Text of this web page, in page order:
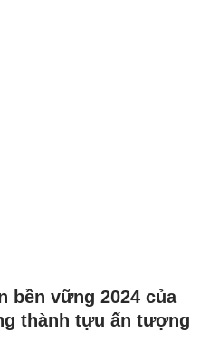
bền vững 2024 của
thành tựu ấn tượng